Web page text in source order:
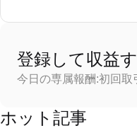
登録して収益
今日の専属報酬:初回
ホット記事